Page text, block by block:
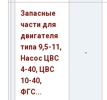
Запасные
части для
двигателя
типа 9,5-11,
Насос ЦВС
4-40, ЦВС
10-40,
ФГС...
-